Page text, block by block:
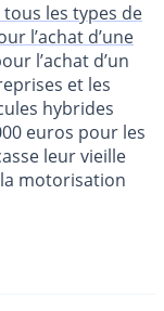
les types de
l’achat d’une
l’achat d’un
et les
hybrides
euros pour les
leur vieille
motorisation